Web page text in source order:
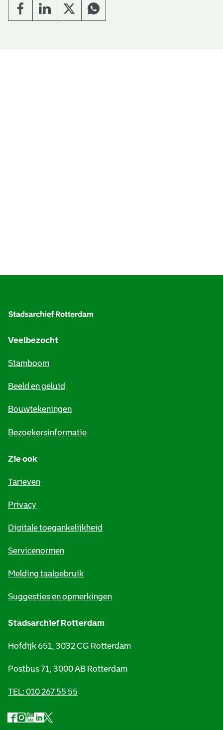
Veelbezocht
Stamboom
Beeld en geluid
Bouwtekeningen
Bezoekersinformatie
Zie ook
Tarieven
Privacy
Digitale toegankelijkheid
Servicenormen
Melding taalgebruik
Suggesties en opmerkingen
Stadsarchief Rotterdam
Hofdijk 651, 3032 CG Rotterdam
Postbus 71, 3000 AB Rotterdam
TEL: 010 267 55 55
S F
a
I
n
Y
o
L
i